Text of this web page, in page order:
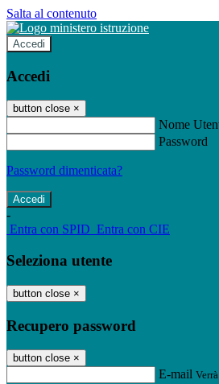
Salta al contenuto
Accedi
Accedi
button close ×
Nome
Password
Password dimenticata?
-
Entra con SPID Entra con CIE
Seleziona utente
button close ×
Recupero password
button close ×
E-mail